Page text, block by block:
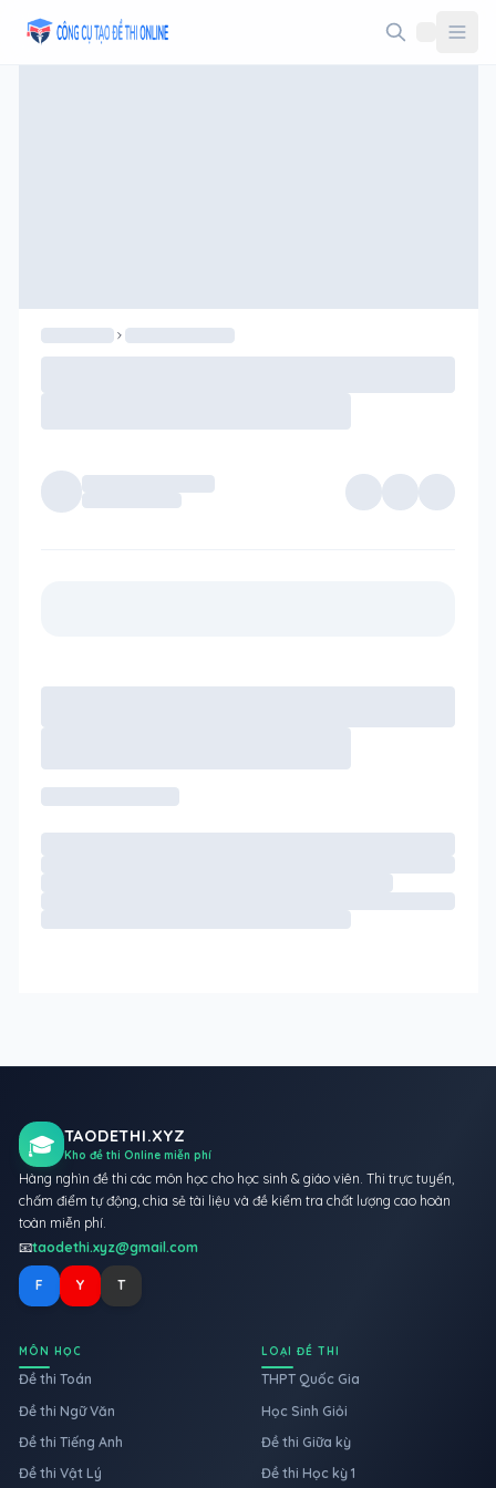
🎓 TAODETHI.XYZ
Kho đề thi Online miễn phí
Hàng nghìn đề thi các môn học cho học sinh & giáo viên. Thi trực tuyến,
chấm điểm tự động, chia sẻ tài liệu và đề kiểm tra chất lượng cao hoàn
toàn miễn phí.
📧taodethi.xyz@gmail.com
F Y T
MÔN HỌC
Đề thi Toán
Đề thi Ngữ Văn
Đề thi Tiếng Anh
Đề thi Vật Lý
LOẠI ĐỀ THI
THPT Quốc Gia
Học Sinh Giỏi
Đề thi Giữa kỳ
Đề thi Học kỳ 1